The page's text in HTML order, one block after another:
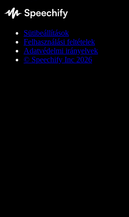
Sütibeállítások
Felhasználási feltételek
Adatvédelmi irányelvek
© Speechify Inc 2026